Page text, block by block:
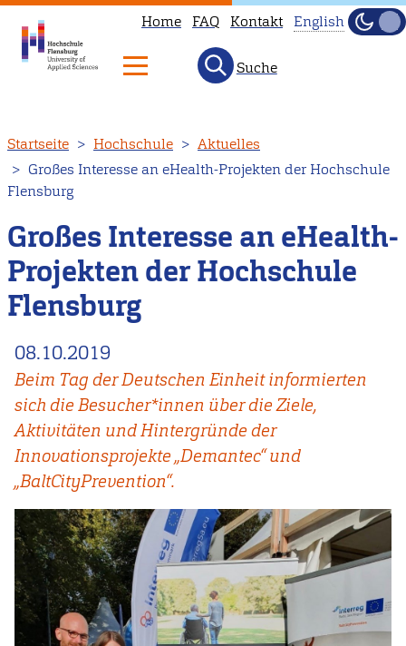
zum
Inhalt
Home FAQ Kontakt
available
English.
Head
to
page
English
Hell
Suche
Startseite Hochschule
Aktuelles
Großes Interesse an eHealth-Projekten der Hochschule
Flensburg
Großes Interesse an eHealth-
Projekten der Hochschule
Flensburg
08.10.2019
Beim Tag der Deutschen Einheit informierten
sich die Besucher*innen über die Ziele,
Aktivitäten und Hintergründe der
Innovationsprojekte „Demantec“ und
„BaltCityPrevention“.